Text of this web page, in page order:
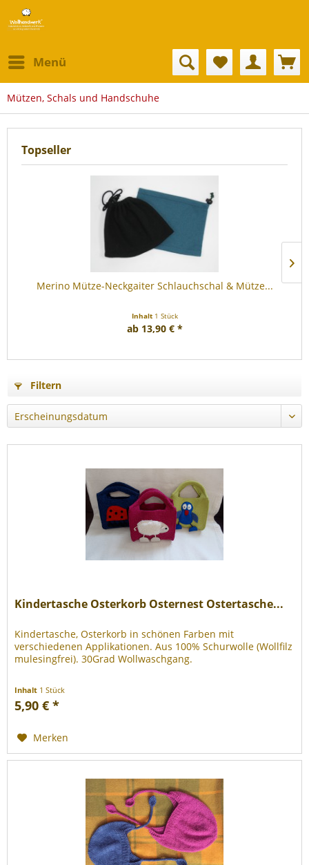
Menü
Mützen, Schals und Handschuhe
Topseller
Merino Mütze-Neckgaiter Schlauchschal & Mütze...
Inhalt 1 Stück
ab 13,90 € *
Filtern
Kindertasche Osterkorb Osternest Ostertasche...
Kindertasche, Osterkorb in schönen Farben mit
verschiedenen Applikationen. Aus 100% Schurwolle (Wollfilz
mulesingfrei). 30Grad Wollwaschgang.
Inhalt 1 Stück
5,90 € *
Merken